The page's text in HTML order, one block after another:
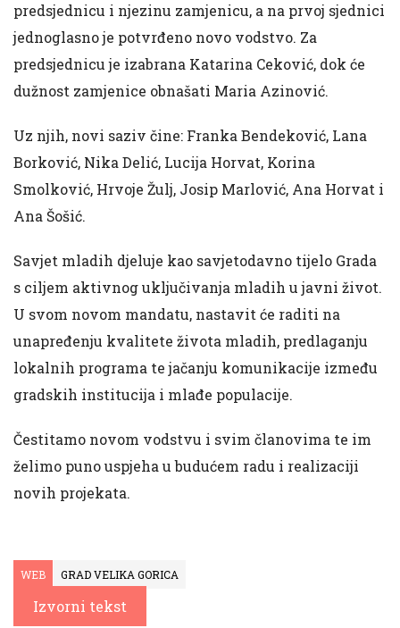
predsjednicu i njezinu zamjenicu, a na prvoj sjednici
jednoglasno je potvrđeno novo vodstvo. Za
predsjednicu je izabrana Katarina Ceković, dok će
dužnost zamjenice obnašati Maria Azinović.
Uz njih, novi saziv čine: Franka Bendeković, Lana
Borković, Nika Delić, Lucija Horvat, Korina
Smolković, Hrvoje Žulj, Josip Marlović, Ana Horvat i
Ana Šošić.
Savjet mladih djeluje kao savjetodavno tijelo Grada
s ciljem aktivnog uključivanja mladih u javni život.
U svom novom mandatu, nastavit će raditi na
unapređenju kvalitete života mladih, predlaganju
lokalnih programa te jačanju komunikacije između
gradskih institucija i mlađe populacije.
Čestitamo novom vodstvu i svim članovima te im
želimo puno uspjeha u budućem radu i realizaciji
novih projekata.
WEB GRAD VELIKA GORICA
Izvorni tekst